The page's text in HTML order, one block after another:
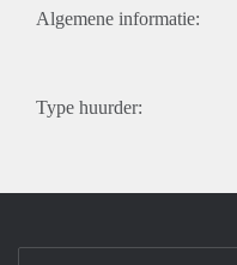
Algemene informatie:
Type huurder: